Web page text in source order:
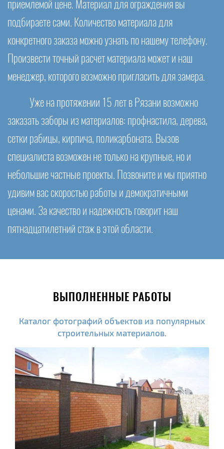
приемлемой цене. Материал для ограждения вы
подбираете сами. Количество материала для
конкретного заказа можно узнать по нашему телефону.
Произвести точный расчет материала может и наш
менеджер, которого возможно пригласить для замера.
Уже на протяжении 15 лет в Рязани возможно
заказать заборы из материалов: профнастила, дерева,
сетки рабицы, кирпича, поликарбоната. Вызов
специалиста возможен не только на крупные, но и
небольшие частные проекты. Позвоните и мы приятно
удивим вас скоростью работы и демократичными
ценами. За качество и надежность говорит наш
пятнадцатилетний стаж в этой области.
ВЫПОЛНЕННЫЕ РАБОТЫ
Каталог фотографий объектов из популярных
строительных материалов.